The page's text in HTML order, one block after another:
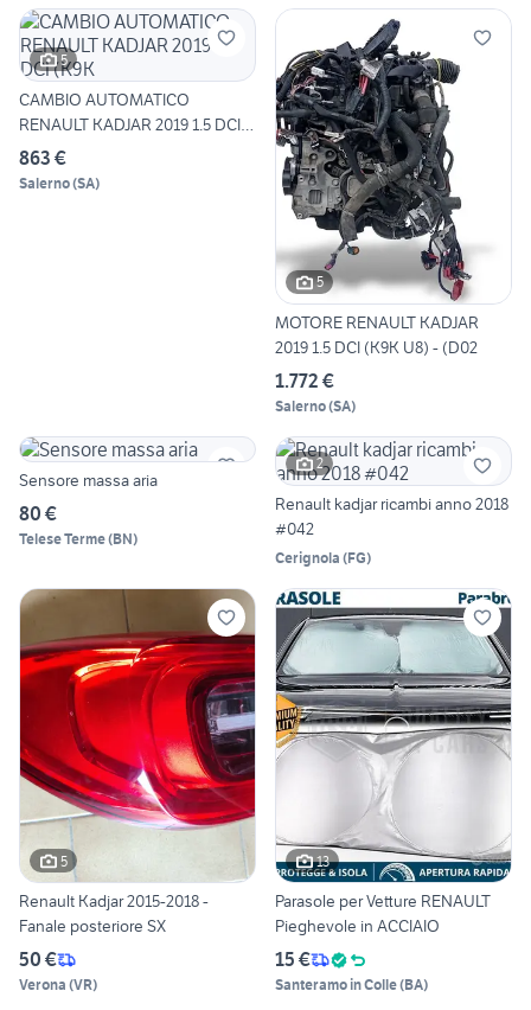
5
CAMBIO AUTOMATICO
RENAULT KADJAR 2019 1.5 DCI
(K9K
863 €
Salerno(SA)
5
MOTORE RENAULT KADJAR
2019 1.5 DCI (K9K U8) - (D02
1.772 €
Salerno(SA)
Sensore massa aria
80 €
Telese Terme(BN)
2
Renault kadjar ricambi anno 2018
#042
Cerignola (FG)
5
Renault Kadjar 2015-2018 -
Fanale posteriore SX
50 €
Verona (VR)
13
Parasole per Vetture RENAULT
Pieghevole in ACCIAIO
15 €
Santeramo in Colle(BA)